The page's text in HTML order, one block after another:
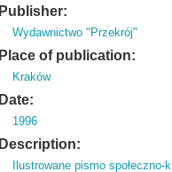
Publisher:
Wydawnictwo "Przekrój"
Place of publication:
Kraków
Date:
1996
Description:
Ilustrowane pismo społeczno-